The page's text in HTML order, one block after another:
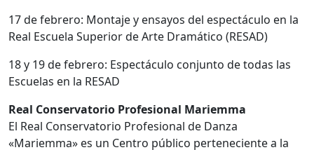
17 de febrero: Montaje y ensayos del espectáculo en la
Real Escuela Superior de Arte Dramático (RESAD)
18 y 19 de febrero: Espectáculo conjunto de todas las
Escuelas en la RESAD
Real Conservatorio Profesional Mariemma
El Real Conservatorio Profesional de Danza
«Mariemma» es un Centro público perteneciente a la